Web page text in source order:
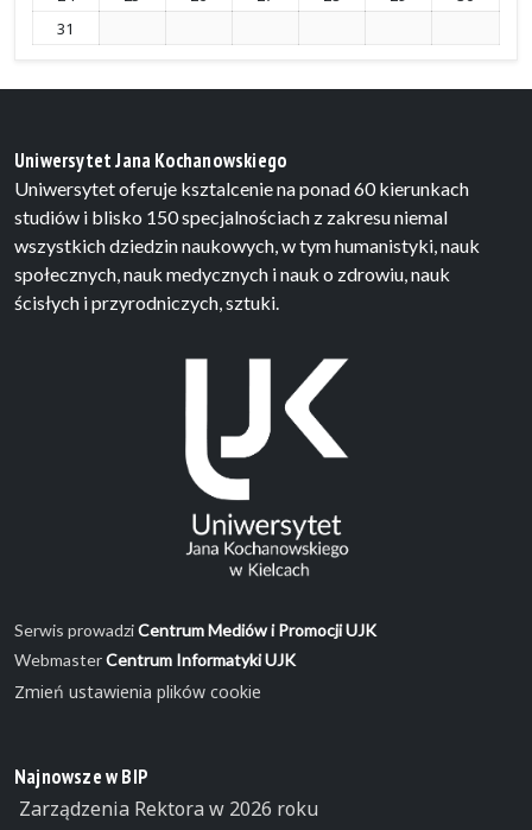
31
Uniwersytet Jana Kochanowskiego
Uniwersytet oferuje ksztalcenie na ponad 60 kierunkach
studiów i blisko 150 specjalnościach z zakresu niemal
wszystkich dziedzin naukowych, w tym humanistyki, nauk
społecznych, nauk medycznych i nauk o zdrowiu, nauk
ścisłych i przyrodniczych, sztuki.
Serwis prowadziCentrum Mediów i Promocji UJK
WebmasterCentrum Informatyki UJK
Zmień ustawienia plików cookie
Najnowsze w BIP
Zarządzenia Rektora w 2026 roku